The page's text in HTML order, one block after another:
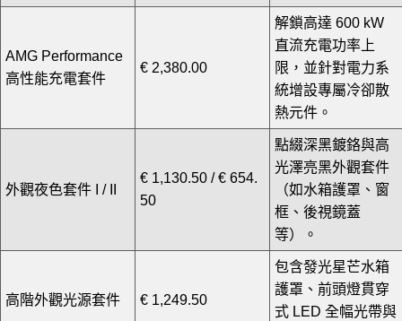
AMG Performance
高性能充電套件
€ 2,380.00
解鎖高達 600 kW
直流充電功率上
限，並針對電力系
統增設專屬冷卻散
熱元件。
外觀夜色套件 I / II
€ 1,130.50 / € 654.
50
點綴深黑鍍鉻與高
光澤亮黑外觀套件
（如水箱護罩、窗
框、後視鏡蓋
等）。
高階外觀光源套件 € 1,249.50
包含發光星芒水箱
護罩、前頭燈貫穿
式 LED 全幅光帶與